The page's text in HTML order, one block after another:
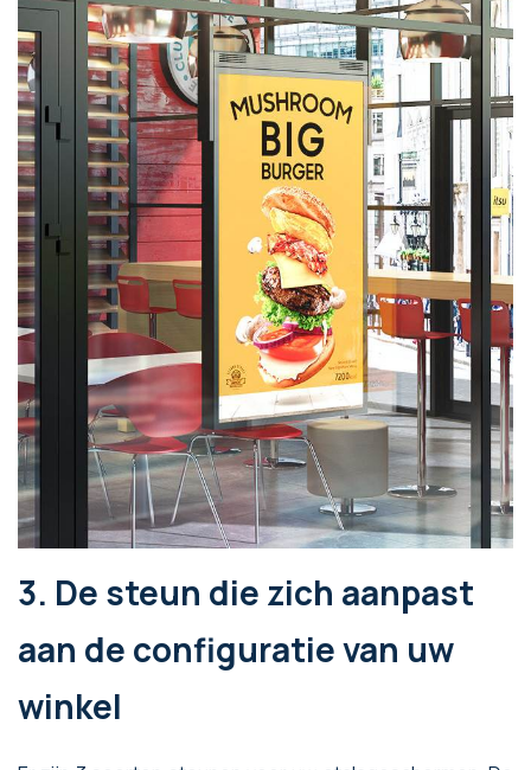
3. De steun die zich aanpast
aan de configuratie van uw
winkel